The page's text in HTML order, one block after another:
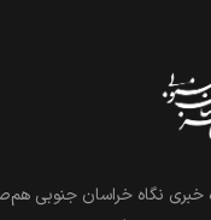
نگاه خراسان جنوبی